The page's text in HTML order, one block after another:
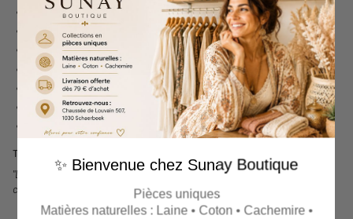
Couleur : Beige sable naturel
Taille : Unique
Matière : Maille tricotée légère
Coupe ample et fluide
Finitions frangées artisanales
Style bohème, ethnique et intemporel
Taille unique : convient approximativement du 36 au 44.
"Le Chant des Sables est une invitation à ralentir, respirer et suivre le
chemin que murmure votre âme."
✨ Bienvenue chez Sunay Boutique
Pièces uniques
Matières naturelles : Laine • Coton • Cachemire •